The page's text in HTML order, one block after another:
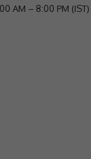
AM – 8:00 PM (IST)